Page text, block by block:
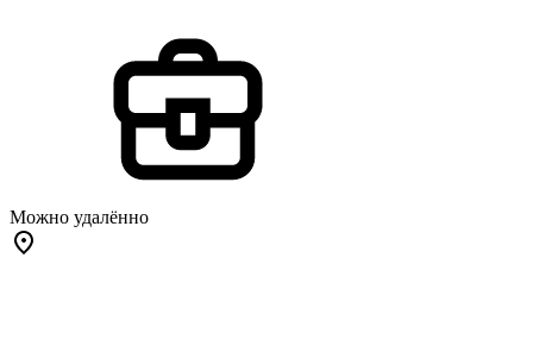
Можно удалённо